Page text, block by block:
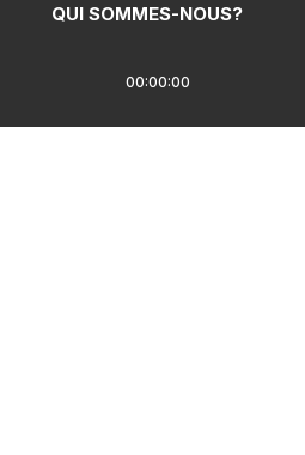
00:00:00
QUI SOMMES-NOUS?
Pribatasun Politika